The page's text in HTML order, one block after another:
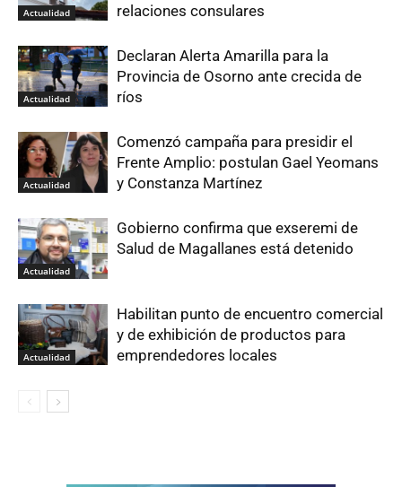
Actualidad
relaciones consulares
Actualidad
Declaran Alerta Amarilla para la
Provincia de Osorno ante crecida de
ríos
Actualidad
Comenzó campaña para presidir el
Frente Amplio: postulan Gael Yeomans
y Constanza Martínez
Actualidad
Gobierno confirma que exseremi de
Salud de Magallanes está detenido
Actualidad
Habilitan punto de encuentro comercial
y de exhibición de productos para
emprendedores locales